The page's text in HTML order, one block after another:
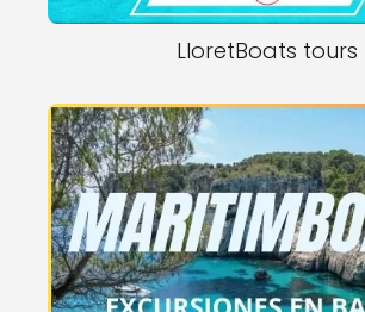
LloretBoats tours